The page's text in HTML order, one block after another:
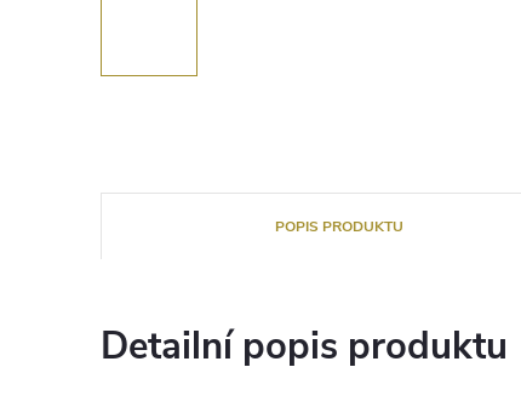
POPIS PRODUKTU
Detailní popis produktu